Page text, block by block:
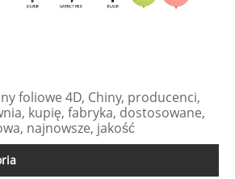
foliowe 4D, Chiny, producenci,
kupię, fabryka, dostosowane,
najnowsze, jakość